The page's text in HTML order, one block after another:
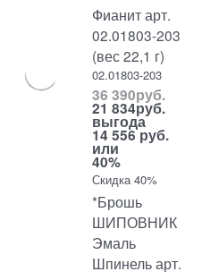
Фианит арт.
02.01803-203
(вес 22,1 г)
02.01803-203
36 390руб.
21 834руб.
выгода
14 556 руб.
или
40%
Скидка 40%
*Брошь
ШИПОВНИК
Эмаль
Шпинель арт.